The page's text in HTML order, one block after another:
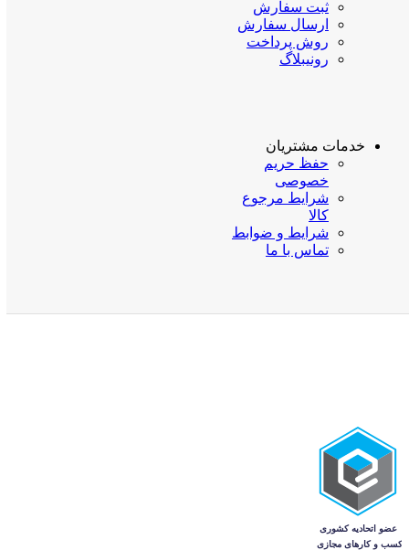
ثبت سفارش
ارسال سفارش
روش پرداخت
رونیبلاگ
خدمات مشتریان
حفظ حریم
خصوصی
شرایط مرجوع
کالا
شرایط و ضوابط
تماس با ما